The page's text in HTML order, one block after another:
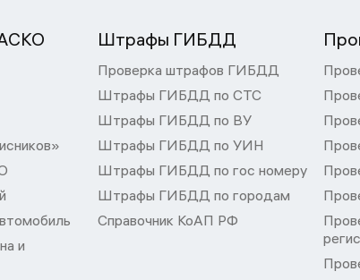
и
Штрафы ГИБДД
Проверка штрафов ГИБДД
Штрафы ГИБДД по СТС
Штрафы ГИБДД по ВУ
Штрафы ГИБДД по УИН
Штрафы ГИБДД по гос номеру
Штрафы ГИБДД по городам
Справочник КоАП РФ